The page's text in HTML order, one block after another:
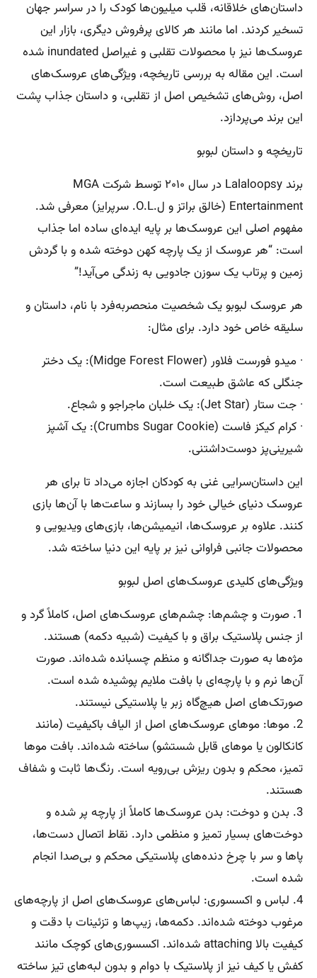
داستان‌های خلاقانه، قلب میلیون‌ها کودک را در سراسر جهان
تسخیر کردند. اما مانند هر کالای پرفروش دیگری، بازار این
عروسک‌ها نیز با محصولات تقلبی و غیراصل inundated شده
است. این مقاله به بررسی تاریخچه، ویژگی‌های عروسک‌های
اصل، روش‌های تشخیص اصل از تقلبی، و داستان جذاب پشت
این برند می‌پردازد.
تاریخچه و داستان لبوبو
برند Lalaloopsy در سال ۲۰۱۰ توسط شرکت MGA
Entertainment (خالق براتز و ل.O.L. سرپرایز) معرفی شد.
مفهوم اصلی این عروسک‌ها بر پایه ایده‌ای ساده اما جذاب
است: “هر عروسک از یک پارچه کهن دوخته شده و با گردش
زمین و پرتاب یک سوزن جادویی به زندگی می‌آید!”
هر عروسک لبوبو یک شخصیت منحصربه‌فرد با نام، داستان و
سلیقه خاص خود دارد. برای مثال:
· میدو فورست فلاور (Midge Forest Flower): یک دختر
جنگلی که عاشق طبیعت است.
· جت ستار (Jet Star): یک خلبان ماجراجو و شجاع.
· کرام کیکز فاست (Crumbs Sugar Cookie): یک آشپز
شیرینی‌پز دوست‌داشتنی.
این داستان‌سرایی غنی به کودکان اجازه می‌داد تا برای هر
عروسک دنیای خیالی خود را بسازند و ساعت‌ها با آن‌ها بازی
کنند. علاوه بر عروسک‌ها، انیمیشن‌ها، بازی‌های ویدیویی و
محصولات جانبی فراوانی نیز بر پایه این دنیا ساخته شد.
ویژگی‌های کلیدی عروسک‌های اصل لبوبو
1. صورت و چشم‌ها: چشم‌های عروسک‌های اصل، کاملاً گرد و
از جنس پلاستیک براق و با کیفیت (شبیه دکمه) هستند.
مژه‌ها به صورت جداگانه و منظم چسبانده شده‌اند. صورت
آن‌ها نرم و با پارچه‌ای با بافت ملایم پوشیده شده است.
صورتک‌های اصل هیچ‌گاه زبر یا پلاستیکی نیستند.
2. موها: موهای عروسک‌های اصل از الیاف باکیفیت (مانند
کانکالون یا موهای قابل شستشو) ساخته شده‌اند. بافت موها
تمیز، محکم و بدون ریزش بی‌رویه است. رنگ‌ها ثابت و شفاف
هستند.
3. بدن و دوخت: بدن عروسک‌ها کاملاً از پارچه پر شده و
دوخت‌های بسیار تمیز و منظمی دارد. نقاط اتصال دست‌ها،
پاها و سر با چرخ دنده‌های پلاستیکی محکم و بی‌صدا انجام
شده است.
4. لباس و اکسسوری: لباس‌های عروسک‌های اصل از پارچه‌های
مرغوب دوخته شده‌اند. دکمه‌ها، زیپ‌ها و تزئینات با دقت و
کیفیت بالا attaching شده‌اند. اکسسوری‌های کوچک مانند
کفش یا کیف نیز از پلاستیک با دوام و بدون لبه‌های تیز ساخته